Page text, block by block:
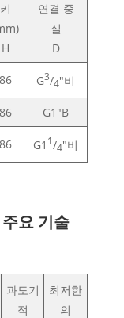
키
H
연결 중
실
D
86 G3/4"비
86 G1"B
86 G1 1/4"비
요 기술
과도기
적
최저한
의